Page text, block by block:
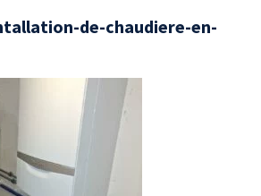
de-chaudiere-en-